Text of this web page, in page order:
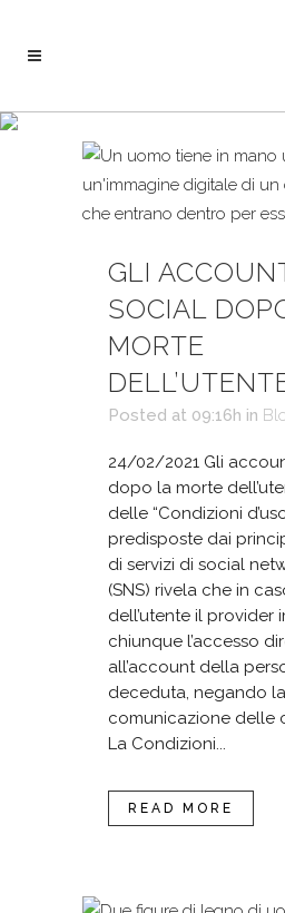
GLI
SOCIAL
MORTE
Posted at 09:16h in
24/02/2021 Gli
dopo la morte
delle “Condizioni
predisposte dai
di servizi di social
(SNS) rivela che in
dell’utente il provider
chiunque l’accesso
all’account della
deceduta, negando la
comunicazione delle
La Condizioni...
READ MORE